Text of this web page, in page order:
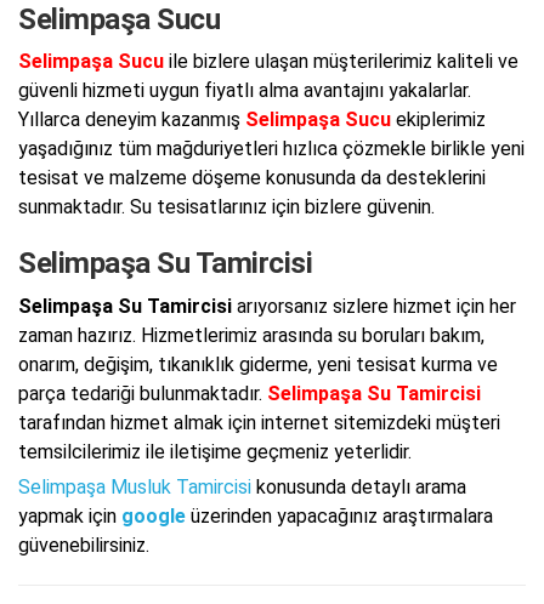
Selimpaşa Sucu
Selimpaşa Sucu ile bizlere ulaşan müşterilerimiz kaliteli ve
güvenli hizmeti uygun fiyatlı alma avantajını yakalarlar.
Yıllarca deneyim kazanmış Selimpaşa Sucu ekiplerimiz
yaşadığınız tüm mağduriyetleri hızlıca çözmekle birlikle yeni
tesisat ve malzeme döşeme konusunda da desteklerini
sunmaktadır. Su tesisatlarınız için bizlere güvenin.
Selimpaşa Su Tamircisi
Selimpaşa Su Tamircisi arıyorsanız sizlere hizmet için her
zaman hazırız. Hizmetlerimiz arasında su boruları bakım,
onarım, değişim, tıkanıklık giderme, yeni tesisat kurma ve
parça tedariği bulunmaktadır. Selimpaşa Su Tamircisi
tarafından hizmet almak için internet sitemizdeki müşteri
temsilcilerimiz ile iletişime geçmeniz yeterlidir.
Selimpaşa Musluk Tamircisi konusunda detaylı arama
yapmak için google üzerinden yapacağınız araştırmalara
güvenebilirsiniz.